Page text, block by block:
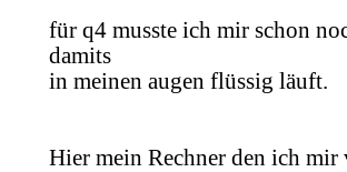
für q4 musste ich mir schon
damits
in meinen augen flüssig läuft.
Hier mein Rechner den ich mir